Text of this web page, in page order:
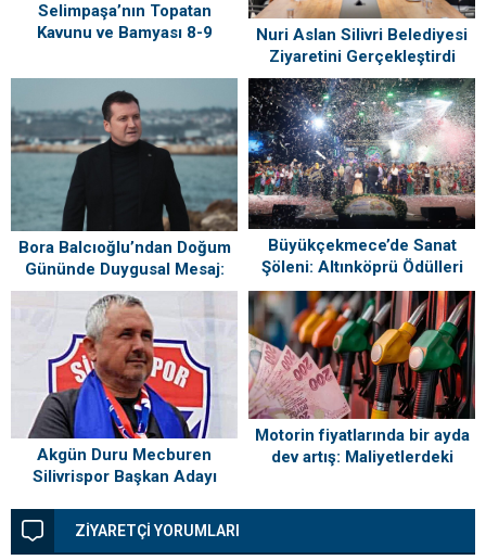
Selimpaşa’nın Topatan
Kavunu ve Bamyası 8-9
Buluşuyor
Nuri Aslan Silivri Belediyesi
Ziyaretini Gerçekleştirdi
Bora Balcıoğlu’ndan Doğum
Gününde Duygusal Mesaj:
“Silivri’mi Çok Özlüyorum”
Büyükçekmece’de Sanat
Şöleni: Altınköprü Ödülleri
Sahiplerini Buldu!
Akgün Duru Mecburen
Silivrispor Başkan Adayı
Motorin fiyatlarında bir ayda
dev artış: Maliyetlerdeki
ZİYARETÇİ YORUMLARI